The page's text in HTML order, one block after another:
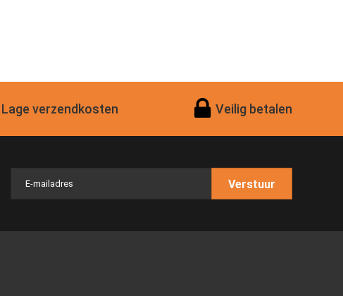
Lage verzendkosten Veilig betalen
Verstuur